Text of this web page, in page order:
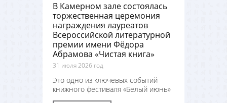
В Камерном зале состоялась
торжественная церемония
награждения лауреатов
Всероссийской литературной
премии имени Фёдора
Абрамова «Чистая книга»
31 июля 2026 год
Это одно из ключевых событий
книжного фестиваля «Белый июнь»